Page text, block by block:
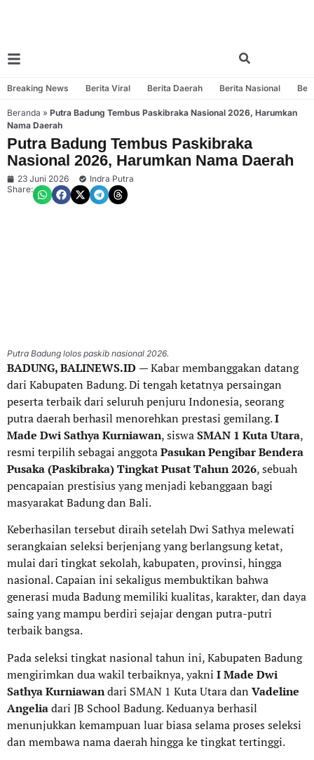
Breaking News Berita Viral Berita Daerah Berita Nasional
Beranda » Putra Badung Tembus Paskibraka Nasional 2026, Harumkan
Nama Daerah
Putra Badung Tembus Paskibraka
Nasional 2026, Harumkan Nama Daerah
23 Juni 2026
Indra Putra
Share:
Putra Badung lolos paskib nasional 2026.
BADUNG, BALINEWS.ID — Kabar membanggakan datang
dari Kabupaten Badung. Di tengah ketatnya persaingan
peserta terbaik dari seluruh penjuru Indonesia, seorang
putra daerah berhasil menorehkan prestasi gemilang.I
Made Dwi Sathya Kurniawan, siswaSMAN 1 Kuta Utara,
resmi terpilih sebagai anggotaPasukan Pengibar Bendera
Pusaka (Paskibraka) Tingkat Pusat Tahun 2026, sebuah
pencapaian prestisius yang menjadi kebanggaan bagi
masyarakat Badung dan Bali.
Keberhasilan tersebut diraih setelah Dwi Sathya melewati
serangkaian seleksi berjenjang yang berlangsung ketat,
mulai dari tingkat sekolah, kabupaten, provinsi, hingga
nasional. Capaian ini sekaligus membuktikan bahwa
generasi muda Badung memiliki kualitas, karakter, dan daya
saing yang mampu berdiri sejajar dengan putra-putri
terbaik bangsa.
Pada seleksi tingkat nasional tahun ini, Kabupaten Badung
mengirimkan dua wakil terbaiknya, yakni I Made Dwi
Sathya Kurniawandari SMAN 1 Kuta Utara dan Vadeline
Angeliadari JB School Badung. Keduanya berhasil
menunjukkan kemampuan luar biasa selama proses seleksi
dan membawa nama daerah hingga ke tingkat tertinggi.